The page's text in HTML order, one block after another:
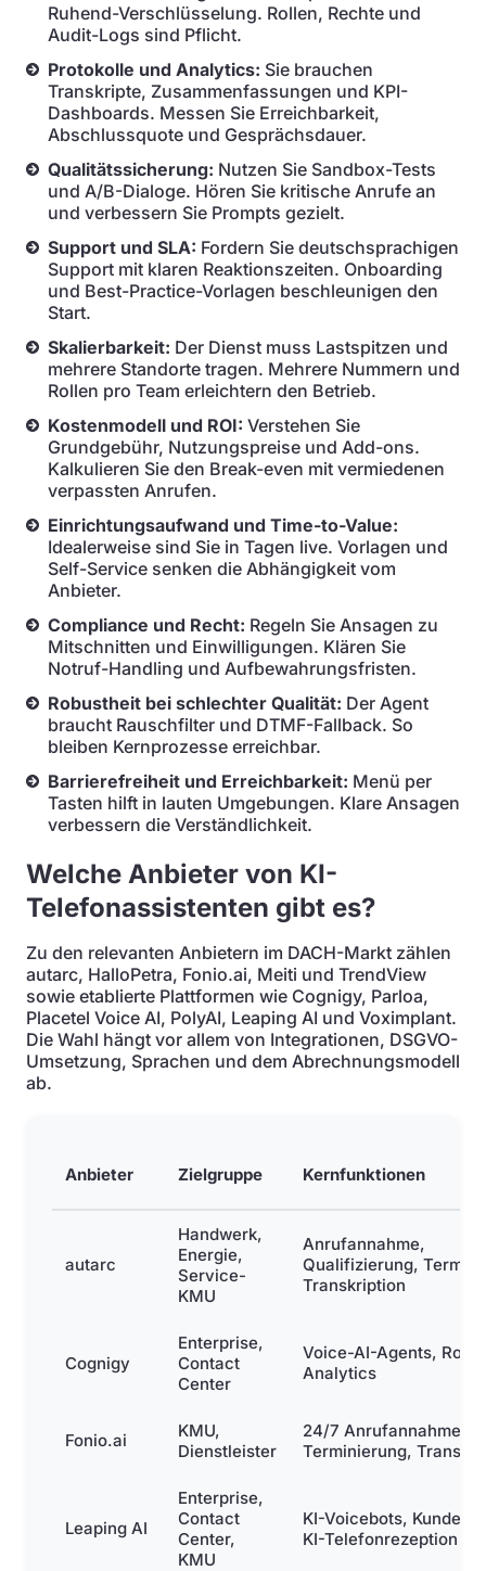
Ruhend-Verschlüsselung. Rollen, Rechte und
Audit-Logs sind Pflicht.
Protokolle und Analytics: Sie brauchen
Transkripte, Zusammenfassungen und KPI-
Dashboards. Messen Sie Erreichbarkeit,
Abschlussquote und Gesprächsdauer.
Qualitätssicherung: Nutzen Sie Sandbox-Tests
und A/B-Dialoge. Hören Sie kritische Anrufe an
und verbessern Sie Prompts gezielt.
Support und SLA: Fordern Sie deutschsprachigen
Support mit klaren Reaktionszeiten. Onboarding
und Best-Practice-Vorlagen beschleunigen den
Start.
Skalierbarkeit: Der Dienst muss Lastspitzen und
mehrere Standorte tragen. Mehrere Nummern und
Rollen pro Team erleichtern den Betrieb.
Kostenmodell und ROI: Verstehen Sie
Grundgebühr, Nutzungspreise und Add-ons.
Kalkulieren Sie den Break-even mit vermiedenen
verpassten Anrufen.
Einrichtungsaufwand und Time-to-Value:
Idealerweise sind Sie in Tagen live. Vorlagen und
Self-Service senken die Abhängigkeit vom
Anbieter.
Compliance und Recht: Regeln Sie Ansagen zu
Mitschnitten und Einwilligungen. Klären Sie
Notruf-Handling und Aufbewahrungsfristen.
Robustheit bei schlechter Qualität: Der Agent
braucht Rauschfilter und DTMF-Fallback. So
bleiben Kernprozesse erreichbar.
Barrierefreiheit und Erreichbarkeit: Menü per
Tasten hilft in lauten Umgebungen. Klare Ansagen
verbessern die Verständlichkeit.
Welche Anbieter von KI-
Telefonassistenten gibt es?
Zu den relevanten Anbietern im DACH-Markt zählen
autarc, HalloPetra, Fonio.ai, Meiti und TrendView
sowie etablierte Plattformen wie Cognigy, Parloa,
Placetel Voice AI, PolyAI, Leaping AI und Voximplant.
Die Wahl hängt vor allem von Integrationen, DSGVO-
Umsetzung, Sprachen und dem Abrechnungsmodell
ab.
Anbieter Zielgruppe Kernfunktionen
autarc
Handwerk,
Energie,
Service-
KMU
Anrufannahme,
Qualifizierung, Termin,
Transkription
Cognigy
Enterprise,
Contact
Center
Voice-AI-Agents,
Analytics
Fonio.ai
KMU,
Dienstleister
24/7 Anrufannahme,
Terminierung,
Leaping AI
Enterprise,
Contact
Center,
KMU
KI-Voicebots,
KI-Telefonrezeption